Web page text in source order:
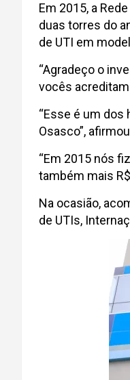
Em 2015, a
duas torres do
de UTI em
“Agradeço o
vocês
“Esse é um dos
Osasco”,
“Em 2015 nós
também mais
Na ocasião,
de UTIs,